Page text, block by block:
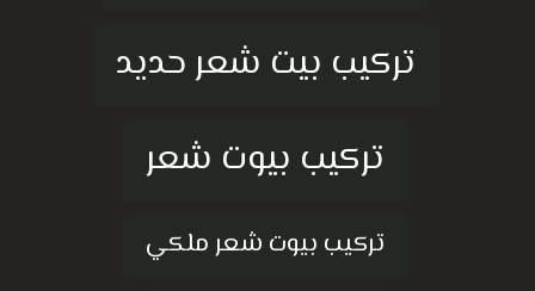
تركيب بيت شعر حديد
تركيب بيوت شعر
تركيب بيوت شعر ملكي